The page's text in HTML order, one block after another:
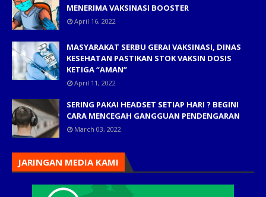
MENERIMA VAKSINASI BOOSTER
April 16, 2022
MASYARAKAT SERBU GERAI VAKSINASI, DINAS
KESEHATAN PASTIKAN STOK VAKSIN DOSIS
KETIGA “AMAN”
April 11, 2022
SERING PAKAI HEADSET SETIAP HARI ? BEGINI
CARA MENCEGAH GANGGUAN PENDENGARAN
March 03, 2022
JARINGAN MEDIA KAMI